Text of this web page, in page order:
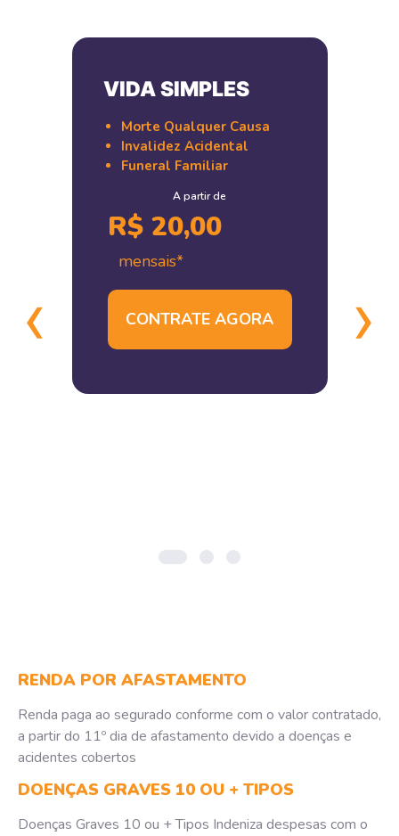
VIDA SIMPLES
Morte Qualquer Causa
Invalidez Acidental
Funeral Familiar
A partir de
R$ 20,00
mensais*
CONTRATE AGORA
‹ ›
RENDA POR AFASTAMENTO
Renda paga ao segurado conforme com o valor contratado,
a partir do 11º dia de afastamento devido a doenças e
acidentes cobertos
DOENÇAS GRAVES 10 OU + TIPOS
Doenças Graves 10 ou + Tipos Indeniza despesas com o